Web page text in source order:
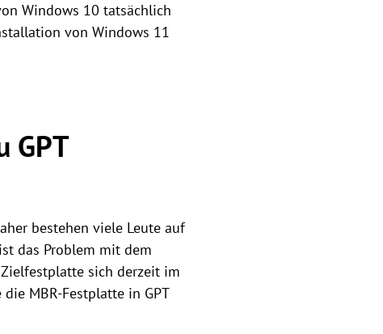
Windows 10 tatsächlich
von Windows 11
GPT
bestehen viele Leute auf
das Problem mit dem
sich derzeit im
MBR-Festplatte in GPT